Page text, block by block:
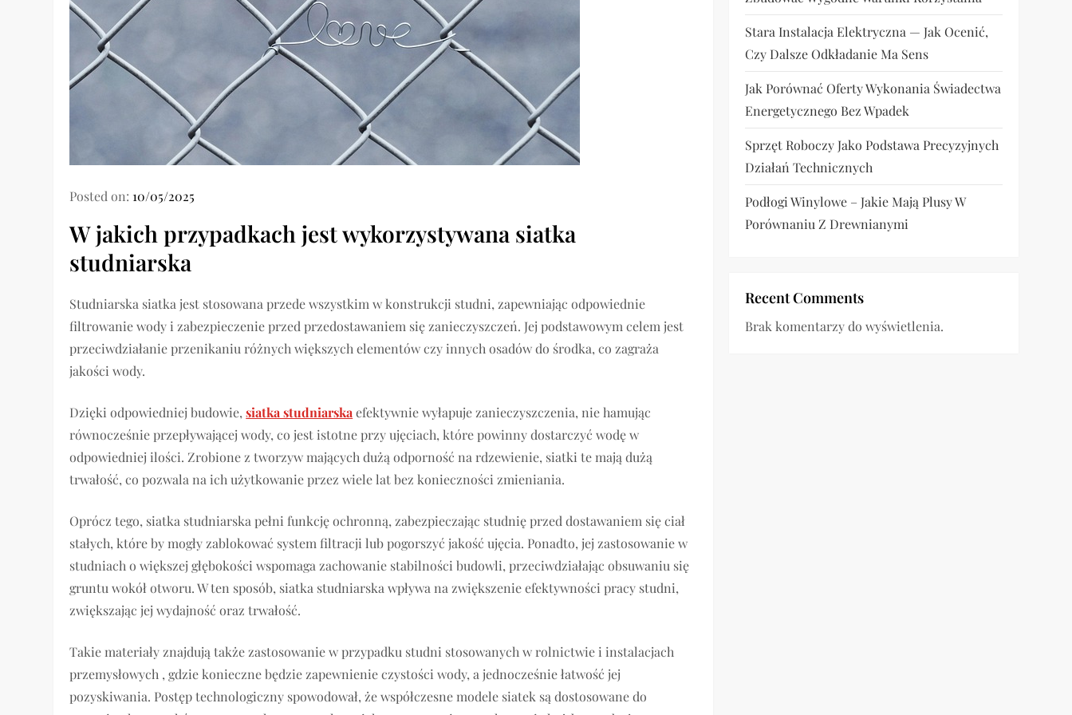
Posted on: 10/05/2025
W jakich przypadkach jest wykorzystywana siatka
studniarska
Studniarska siatka jest stosowana przede wszystkim w konstrukcji studni, zapewniając odpowiednie
filtrowanie wody i zabezpieczenie przed przedostawaniem się zanieczyszczeń. Jej podstawowym celem jest
przeciwdziałanie przenikaniu różnych większych elementów czy innych osadów do środka, co zagraża
jakości wody.
Dzięki odpowiedniej budowie,siatka studniarskaefektywnie wyłapuje zanieczyszczenia, nie hamując
równocześnie przepływającej wody, co jest istotne przy ujęciach, które powinny dostarczyć wodę w
odpowiedniej ilości. Zrobione z tworzyw mających dużą odporność na rdzewienie, siatki te mają dużą
trwałość, co pozwala na ich użytkowanie przez wiele lat bez konieczności zmieniania.
Oprócz tego, siatka studniarska pełni funkcję ochronną, zabezpieczając studnię przed dostawaniem się ciał
stałych, które by mogły zablokować system filtracji lub pogorszyć jakość ujęcia. Ponadto, jej zastosowanie w
studniach o większej głębokości wspomaga zachowanie stabilności budowli, przeciwdziałając obsuwaniu się
gruntu wokół otworu. W ten sposób, siatka studniarska wpływa na zwiększenie efektywności pracy studni,
zwiększając jej wydajność oraz trwałość.
Takie materiały znajdują także zastosowanie w przypadku studni stosowanych w rolnictwie i instalacjach
przemysłowych , gdzie konieczne będzie zapewnienie czystości wody, a jednocześnie łatwość jej
pozyskiwania. Postęp technologiczny spowodował, że współczesne modele siatek są dostosowane do
Stara Instalacja Elektryczna — Jak Ocenić,
Czy Dalsze Odkładanie Ma Sens
Jak Porównać Oferty Wykonania Świadectwa
Energetycznego Bez Wpadek
Sprzęt Roboczy Jako Podstawa Precyzyjnych
Działań Technicznych
Podłogi Winylowe – Jakie Mają Plusy W
Porównaniu Z Drewnianymi
Recent Comments
Brak komentarzy do wyświetlenia.